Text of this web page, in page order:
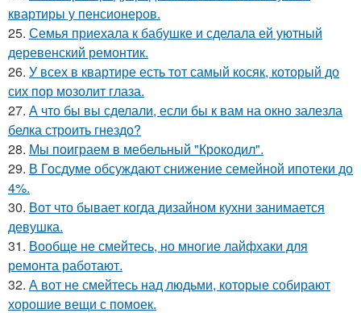
квартиры у пенсионеров.
25. Семья приехала к бабушке и сделала ей уютный
деревенский ремонтик.
26. У всех в квартире есть тот самый косяк, который до
сих пор мозолит глаза.
27. А что бы вы сделали, если бы к вам на окно залезла
белка строить гнездо?
28. Мы поиграем в мебельный "Крокодил".
29. В Госдуме обсуждают снижение семейной ипотеки до
4%.
30. Вот что бывает когда дизайном кухни занимается
девушка.
31. Вообще не смейтесь, но многие лайфхаки для
ремонта работают.
32. А вот не смейтесь над людьми, которые собирают
хорошие вещи с помоек.